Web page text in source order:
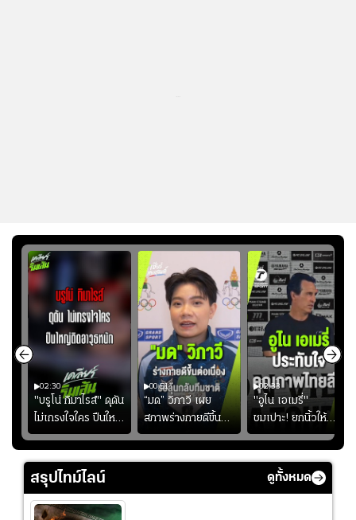
02:30
"บรูโน่ กิมาไรส์" ดุดัน
ไม่เกรงใจใคร ปืนใหญ่
เสิรมอาวุธหนัก
00:51
“มด” วิภาวี เผย
สภาพร่างกายดีขึ้น
อย่างต่อเนื่อง พร้อม
พยายามลงสนามให้
02:33
"อูไน เอเมรี่"
ชมเปาะ! ยกนิ้วให้
แท็กติกบีจี แฮปปี้
สุดๆ กับการเยือนไทย
สรุปไทม์ไลน์ ดูทั้งหมด